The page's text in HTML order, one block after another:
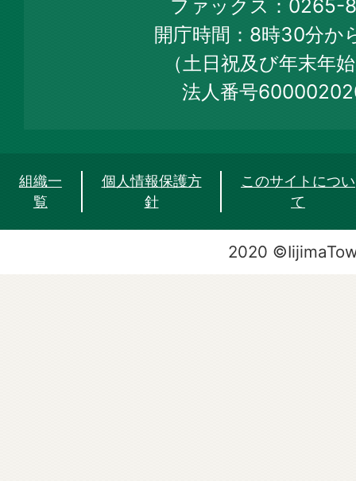
Web
Site
ファックス：0265-
開庁時間：8時30分か
（土日祝及び年末年
法人番号
組織一
覧
個人情報保護方
針
このサイトについ
て
2020